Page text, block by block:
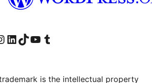
একাউণ্টলৈ যাওক
আমাৰ LinkedIn একাউণ্টলৈ যাওকআমাৰ TikTok একাউণ্টলৈ যাওকআমাৰ YouTube চেনেললৈ যাওকআমাৰ Tumblr একাউণ্টলৈ যাওক
is the intellectual property